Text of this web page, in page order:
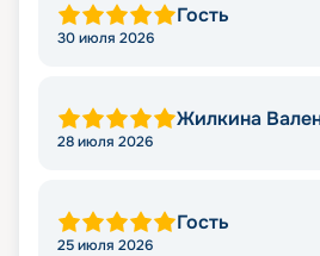
Гость
30 июля 2026
Жилкина
28 июля 2026
Гость
25 июля 2026